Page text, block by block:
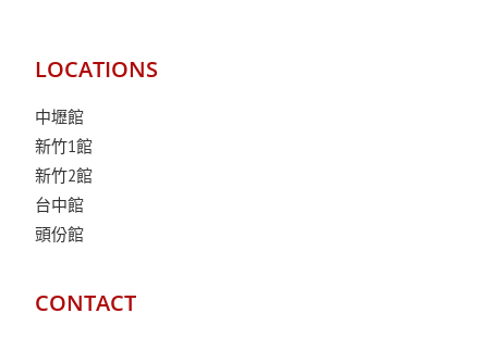
LOCATIONS
中壢館
新竹1館
新竹2館
台中館
頭份館
CONTACT